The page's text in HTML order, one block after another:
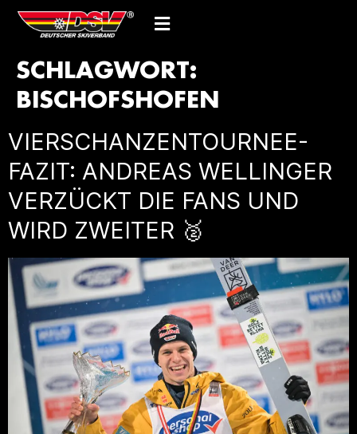
SCHLAGWORT:
BISCHOFSHOFEN
VIERSCHANZENTOURNEE-
FAZIT: ANDREAS WELLINGER
VERZÜCKT DIE FANS UND
WIRD ZWEITER 🥈